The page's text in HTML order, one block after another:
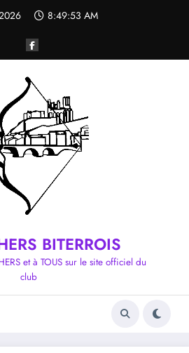
8:49:54 AM
BITERROIS
et à TOUS sur le site officiel du
club